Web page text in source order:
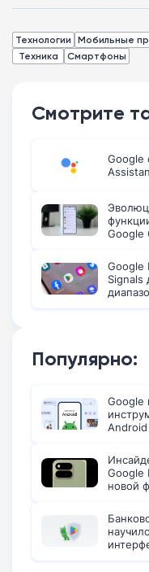
Технологии Мобильные
Техника
Смартфоны
Смотрите
Google
Google
Google
Signals
Популярно:
Google
Android
Google
новой